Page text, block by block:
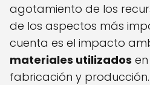
agotamiento de los
de los aspectos más
cuenta es el impacto
materiales utilizados
fabricación y